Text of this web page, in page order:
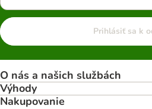
Prihlásiť sa k
O nás a našich službách
Výhody
Nakupovanie